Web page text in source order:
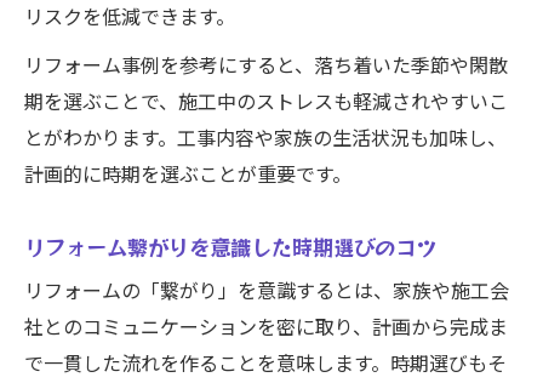
リスクを低減できます。
リフォーム事例を参考にすると、落ち着いた季節や閑散
期を選ぶことで、施工中のストレスも軽減されやすいこ
とがわかります。工事内容や家族の生活状況も加味し、
計画的に時期を選ぶことが重要です。
リフォーム繋がりを意識した時期選びのコツ
リフォームの「繋がり」を意識するとは、家族や施工会
社とのコミュニケーションを密に取り、計画から完成ま
で一貫した流れを作ることを意味します。時期選びもそ